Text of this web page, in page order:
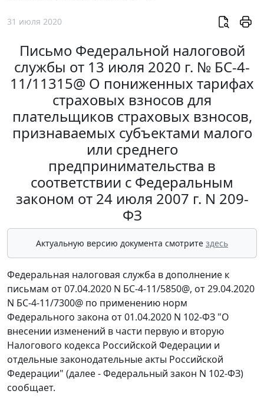
31 июля 2020
Письмо Федеральной налоговой
службы от 13 июля 2020 г. № БС-4-
11/11315@ О пониженных тарифах
страховых взносов для
плательщиков страховых взносов,
признаваемых субъектами малого
или среднего
предпринимательства в
соответствии с Федеральным
законом от 24 июля 2007 г. N 209-
ФЗ
Актуальную версию документа смотрите здесь
Федеральная налоговая служба в дополнение к
письмам от 07.04.2020 N БС-4-11/5850@, от 29.04.2020
N БС-4-11/7300@ по применению норм
Федерального закона от 01.04.2020 N 102-ФЗ "О
внесении изменений в части первую и вторую
Налогового кодекса Российской Федерации и
отдельные законодательные акты Российской
Федерации" (далее - Федеральный закон N 102-ФЗ)
сообщает.